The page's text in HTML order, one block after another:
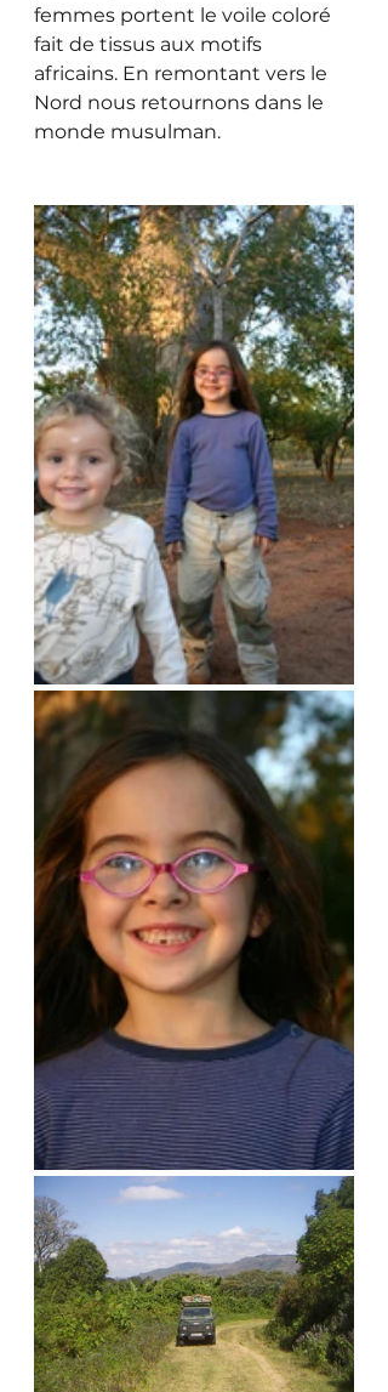
femmes portent le voile coloré
fait de tissus aux motifs
africains. En remontant vers le
Nord nous retournons dans le
monde musulman.